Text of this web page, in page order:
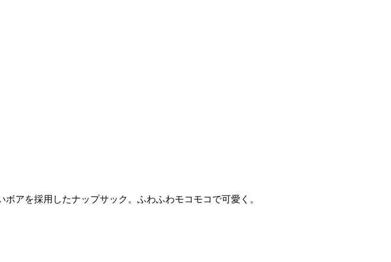
ボアを採用したナップサック。ふわふわモコモコで可愛く。